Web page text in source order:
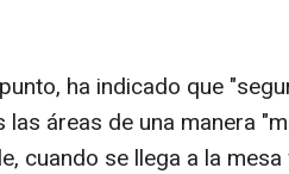
ha indicado que
las áreas de una manera
cuando se llega a la